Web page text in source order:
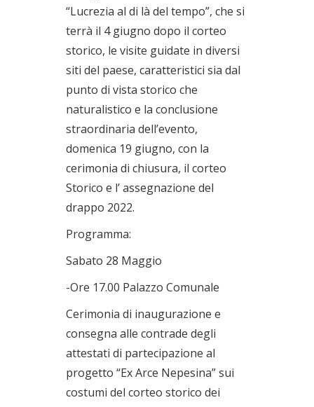
“Lucrezia al di là del tempo”, che si
terrà il 4 giugno dopo il corteo
storico, le visite guidate in diversi
siti del paese, caratteristici sia dal
punto di vista storico che
naturalistico e la conclusione
straordinaria dell’evento,
domenica 19 giugno, con la
cerimonia di chiusura, il corteo
Storico e l’ assegnazione del
drappo 2022.
Programma:
Sabato 28 Maggio
-Ore 17.00 Palazzo Comunale
Cerimonia di inaugurazione e
consegna alle contrade degli
attestati di partecipazione al
progetto “Ex Arce Nepesina” sui
costumi del corteo storico dei